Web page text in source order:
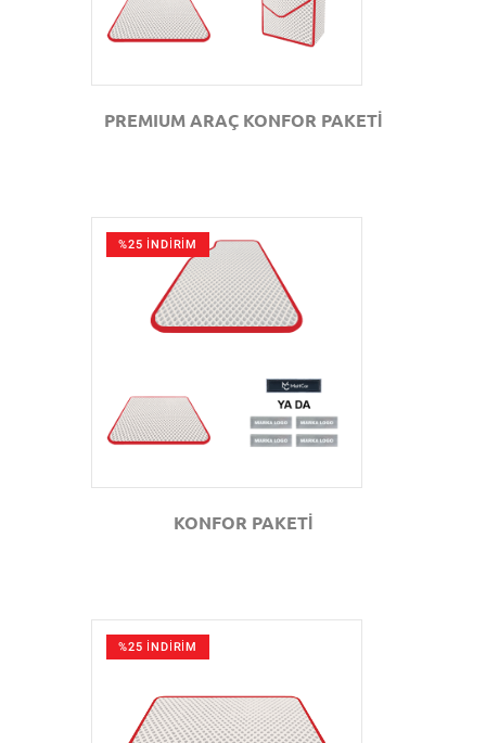
PREMIUM ARAÇ KONFOR PAKETİ
%25 İNDİRİM
KONFOR PAKETİ
%25 İNDİRİM